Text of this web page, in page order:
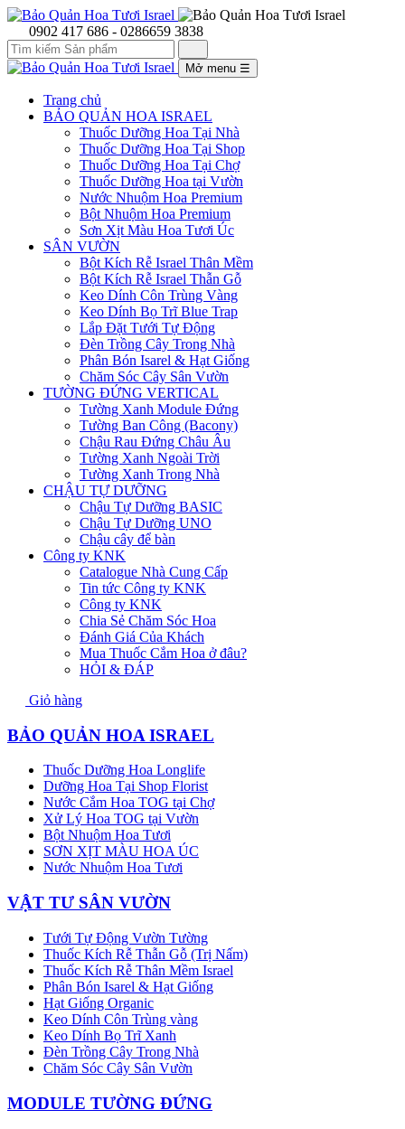
0902 417 686 - 0286659 3838
Mở menu ☰
Trang chủ
BẢO QUẢN HOA ISRAEL
Thuốc Dưỡng Hoa Tại Nhà
Thuốc Dưỡng Hoa Tại Shop
Thuốc Dưỡng Hoa Tại Chợ
Thuốc Dưỡng Hoa tại Vườn
Nước Nhuộm Hoa Premium
Bột Nhuộm Hoa Premium
Sơn Xịt Màu Hoa Tươi Úc
SÂN VƯỜN
Bột Kích Rễ Israel Thân Mềm
Bột Kích Rễ Israel Thẫn Gỗ
Keo Dính Côn Trùng Vàng
Keo Dính Bọ Trĩ Blue Trap
Lắp Đặt Tưới Tự Động
Đèn Trồng Cây Trong Nhà
Phân Bón Isarel & Hạt Giống
Chăm Sóc Cây Sân Vườn
TƯỜNG ĐỨNG VERTICAL
Tường Xanh Module Đứng
Tường Ban Công (Bacony)
Chậu Rau Đứng Châu Âu
Tường Xanh Ngoài Trời
Tường Xanh Trong Nhà
CHẬU TỰ DƯỠNG
Chậu Tự Dưỡng BASIC
Chậu Tự Dưỡng UNO
Chậu cây để bàn
Công ty KNK
Catalogue Nhà Cung Cấp
Tin tức Công ty KNK
Công ty KNK
Chia Sẻ Chăm Sóc Hoa
Đánh Giá Của Khách
Mua Thuốc Cắm Hoa ở đâu?
HỎI & ĐÁP
Giỏ hàng
BẢO QUẢN HOA ISRAEL
Thuốc Dưỡng Hoa Longlife
Dưỡng Hoa Tại Shop Florist
Nước Cắm Hoa TOG tại Chợ
Xử Lý Hoa TOG tại Vườn
Bột Nhuộm Hoa Tươi
SƠN XỊT MÀU HOA ÚC
Nước Nhuộm Hoa Tươi
VẬT TƯ SÂN VƯỜN
Tưới Tự Động Vườn Tường
Thuốc Kích Rễ Thẫn Gỗ (Trị Nấm)
Thuốc Kích Rễ Thân Mềm Israel
Phân Bón Isarel & Hạt Giống
Hạt Giống Organic
Keo Dính Côn Trùng vàng
Keo Dính Bọ Trĩ Xanh
Đèn Trồng Cây Trong Nhà
Chăm Sóc Cây Sân Vườn
MODULE TƯỜNG ĐỨNG